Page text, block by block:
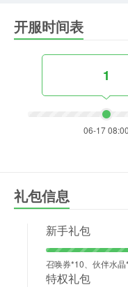
开服时间表
1
06-17 08:00
礼包信息
新手礼包
召唤券*10、伙伴水
特权礼包